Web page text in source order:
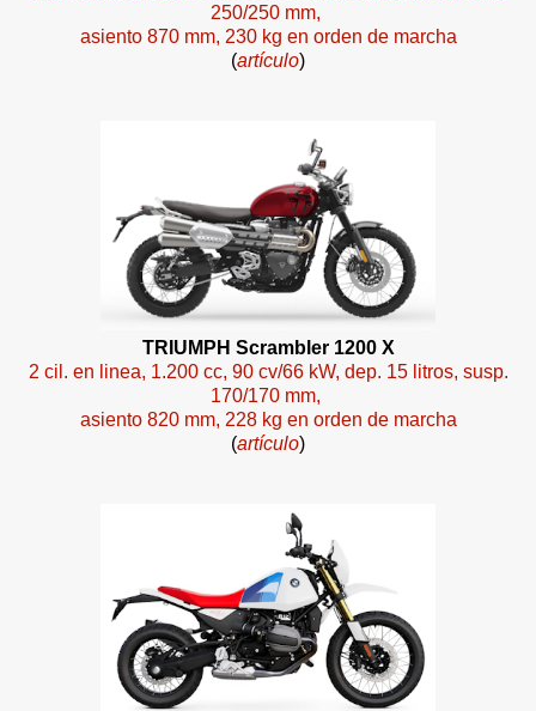
250/250 mm,
asiento 870 mm, 230 kg en orden de marcha
(artículo)
TRIUMPH Scrambler 1200 X
2 cil. en linea, 1.200 cc, 90 cv/66 kW, dep. 15 litros, susp.
170/170 mm,
asiento 820 mm, 228 kg en orden de marcha
(artículo)